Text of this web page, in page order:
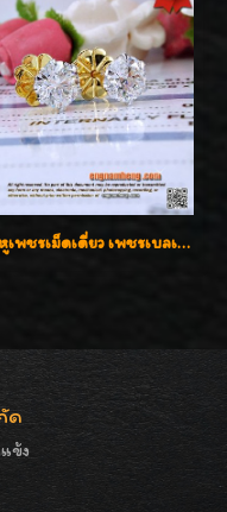
ต่างหูเพชรเม็ดเดี่ยว เพชรเบลเยี่ยมคัท น้ำ 96 H-Color/IF & VVS2/3EX น้ำหนักเพชรรวม 1.83 กะรัต พร้อมใบเซอร์ LAB GIA & HRD เพชรสวยปิ๊ง ราคาขายส่งค่ะ
ด
ข้ง